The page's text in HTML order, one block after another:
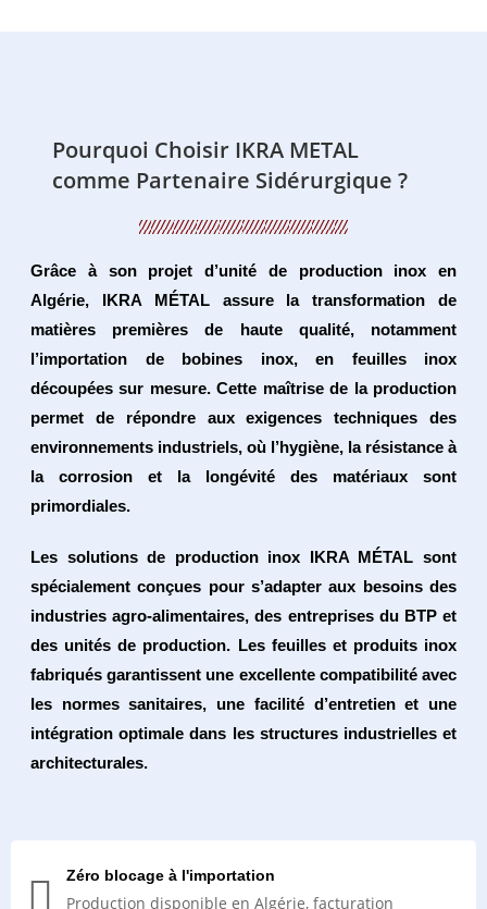
Pourquoi Choisir IKRA METAL
comme Partenaire Sidérurgique ?
Grâce à son projet d’unité de production inox en
Algérie, IKRA MÉTAL assure la transformation de
matières premières de haute qualité, notamment
l’importation de bobines inox, en feuilles inox
découpées sur mesure. Cette maîtrise de la production
permet de répondre aux exigences techniques des
environnements industriels, où l’hygiène, la résistance à
la corrosion et la longévité des matériaux sont
primordiales.
Les solutions de production inox IKRA MÉTAL sont
spécialement conçues pour s’adapter aux besoins des
industries agro-alimentaires, des entreprises du BTPet
des unités de production. Les feuilles et produits inox
fabriqués garantissent une excellente compatibilité avec
les normes sanitaires, une facilité d’entretien et une
intégration optimale dans les structures industrielles et
architecturales.
Zéro blocage à l'importation
Production disponible en Algérie, facturation